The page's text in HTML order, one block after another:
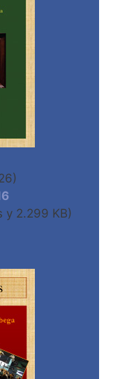
y 2.299 KB)